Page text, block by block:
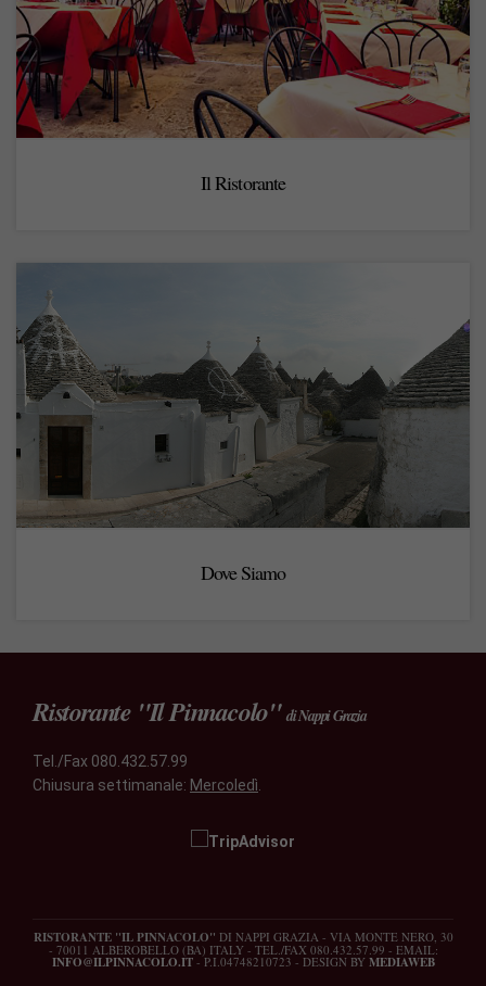
Il Ristorante
Dove Siamo
Ristorante "Il Pinnacolo" di Nappi Grazia
Tel./Fax 080.432.57.99
Chiusura settimanale: Mercoledì
RISTORANTE "IL PINNACOLO" DI NAPPI GRAZIA - VIA MONTE NERO, 30
- 70011 ALBEROBELLO (BA) ITALY - TEL./FAX 080.432.57.99 - EMAIL:
INFO@ILPINNACOLO.IT- P.I.04748210723 - DESIGN BY MEDIAWEB